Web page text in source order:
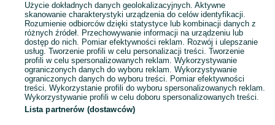
Popularne wyszukiwania
Użycie dokładnych danych geolokalizacyjnych. Aktywne
skanowanie charakterystyki urządzenia do celów identyfikacji.
Rozumienie odbiorców dzięki statystyce lub kombinacji danych z
różnych źródeł. Przechowywanie informacji na urządzeniu lub
dostęp do nich. Pomiar efektywności reklam. Rozwój i ulepszanie
usług. Tworzenie profili w celu personalizacji treści. Tworzenie
profili w celu spersonalizowanych reklam. Wykorzystywanie
ograniczonych danych do wyboru reklam. Wykorzystywanie
ograniczonych danych do wyboru treści. Pomiar efektywności
treści. Wykorzystanie profili do wyboru spersonalizowanych reklam.
Wykorzystywanie profili w celu doboru spersonalizowanych treści.
Lista partnerów (dostawców)